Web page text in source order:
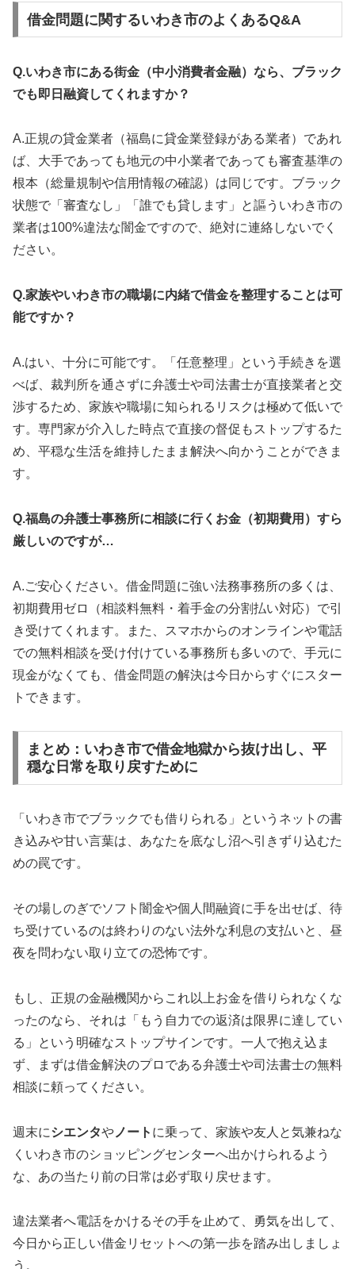
借金問題に関するいわき市のよくあるQ&A
Q.いわき市にある街金（中小消費者金融）なら、ブラック
でも即日融資してくれますか？
A.正規の貸金業者（福島に貸金業登録がある業者）であれ
ば、大手であっても地元の中小業者であっても審査基準の
根本（総量規制や信用情報の確認）は同じです。ブラック
状態で「審査なし」「誰でも貸します」と謳ういわき市の
業者は100%違法な闇金ですので、絶対に連絡しないでく
ださい。
Q.家族やいわき市の職場に内緒で借金を整理することは可
能ですか？
A.はい、十分に可能です。「任意整理」という手続きを選
べば、裁判所を通さずに弁護士や司法書士が直接業者と交
渉するため、家族や職場に知られるリスクは極めて低いで
す。専門家が介入した時点で直接の督促もストップするた
め、平穏な生活を維持したまま解決へ向かうことができま
す。
Q.福島の弁護士事務所に相談に行くお金（初期費用）すら
厳しいのですが…
A.ご安心ください。借金問題に強い法務事務所の多くは、
初期費用ゼロ（相談料無料・着手金の分割払い対応）で引
き受けてくれます。また、スマホからのオンラインや電話
での無料相談を受け付けている事務所も多いので、手元に
現金がなくても、借金問題の解決は今日からすぐにスター
トできます。
まとめ：いわき市で借金地獄から抜け出し、平
穏な日常を取り戻すために
「いわき市でブラックでも借りられる」というネットの書
き込みや甘い言葉は、あなたを底なし沼へ引きずり込むた
めの罠です。
その場しのぎでソフト闇金や個人間融資に手を出せば、待
ち受けているのは終わりのない法外な利息の支払いと、昼
夜を問わない取り立ての恐怖です。
もし、正規の金融機関からこれ以上お金を借りられなくな
ったのなら、それは「もう自力での返済は限界に達してい
る」という明確なストップサインです。一人で抱え込ま
ず、まずは借金解決のプロである弁護士や司法書士の無料
相談に頼ってください。
週末にシエンタや ノート に乗って、家族や友人と気兼ねな
くいわき市のショッピングセンターへ出かけられるよう
な、あの当たり前の日常は必ず取り戻せます。
違法業者へ電話をかけるその手を止めて、勇気を出して、
今日から正しい借金リセットへの第一歩を踏み出しましょ
う。